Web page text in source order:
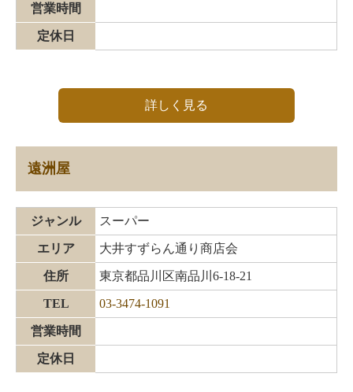
営業時間
定休日
詳しく見る
遠洲屋
ジャンル スーパー
エリア 大井すずらん通り商店会
住所 東京都品川区南品川6-18-21
TEL 03-3474-1091
営業時間
定休日